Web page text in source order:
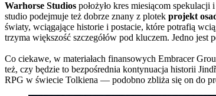
Warhorse Studios położyło kres miesiącom
studio podejmuje też dobrze znany z plotek projekt
światy, wciągające historie i postacie, które potrafią
trzyma większość szczegółów pod kluczem. Jedno jest
Co ciekawe, w materiałach finansowych Embracer
też, czy będzie to bezpośrednia kontynuacja historii
RPG w świecie Tolkiena — podobno zbliża się on do